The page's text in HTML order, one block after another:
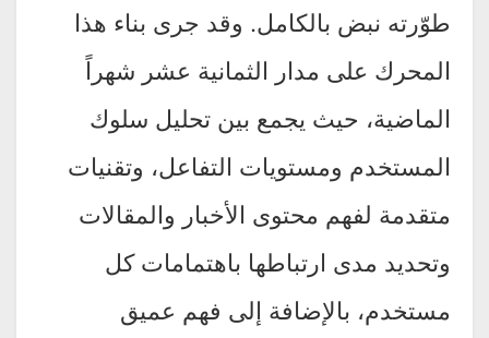
طوّرته نبض بالكامل. وقد جرى بناء هذا
المحرك على مدار الثمانية عشر شهراً
الماضية، حيث يجمع بين تحليل سلوك
المستخدم ومستويات التفاعل، وتقنيات
متقدمة لفهم محتوى الأخبار والمقالات
وتحديد مدى ارتباطها باهتمامات كل
مستخدم، بالإضافة إلى فهم عميق